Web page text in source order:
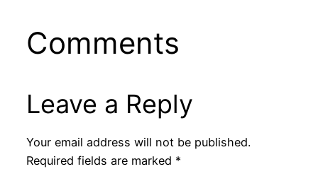
Comments
Leave a Reply
Your email address will not be published.
Required fields are marked *